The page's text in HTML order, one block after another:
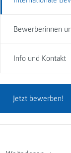
Bewerberinnen
Info und Kontakt
Jetzt bewerben!